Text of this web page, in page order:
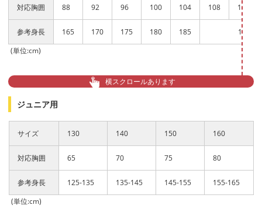
対応胸囲 88 92 96 100 104 108 112
参考身長 165 170 175 180 185
190
(単位:cm)
横スクロールあります
ジュニア用
サイズ 130 140 150 160
対応胸囲 65 70 75 80
参考身長 125-135 135-145 145-155
155-165
(単位:cm)